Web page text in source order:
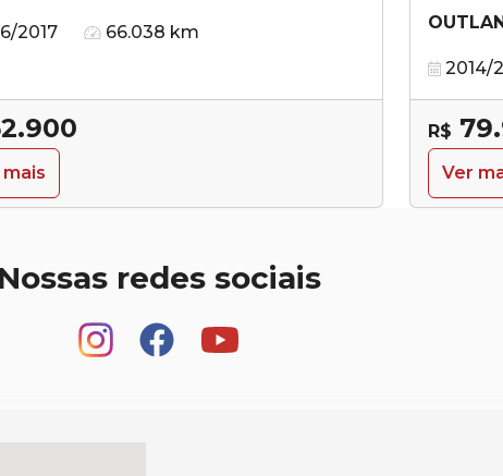
2017 66.038 km
2014/
R$
Ver
Nossas redes sociais